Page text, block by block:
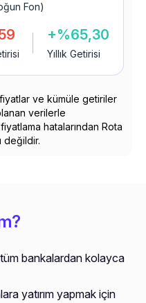
Fon)
+%65,30
Yıllık Getirisi
ve kümüle getiriler
verilerle
hatalarından Rota
değildir.
bankalardan kolayca
yatırım yapmak için